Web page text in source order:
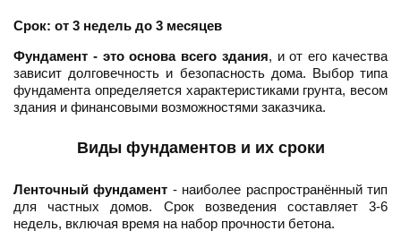
Срок: от 3 недель до 3 месяцев
Фундамент - это основа всего здания, и от его качества
зависит долговечность и безопасность дома. Выбор типа
фундамента определяется характеристиками грунта, весом
здания и финансовыми возможностями заказчика.
Виды фундаментов и их сроки
Ленточный фундамент - наиболее распространённый тип
для частных домов. Срок возведения составляет 3-6
недель, включая время на набор прочности бетона.